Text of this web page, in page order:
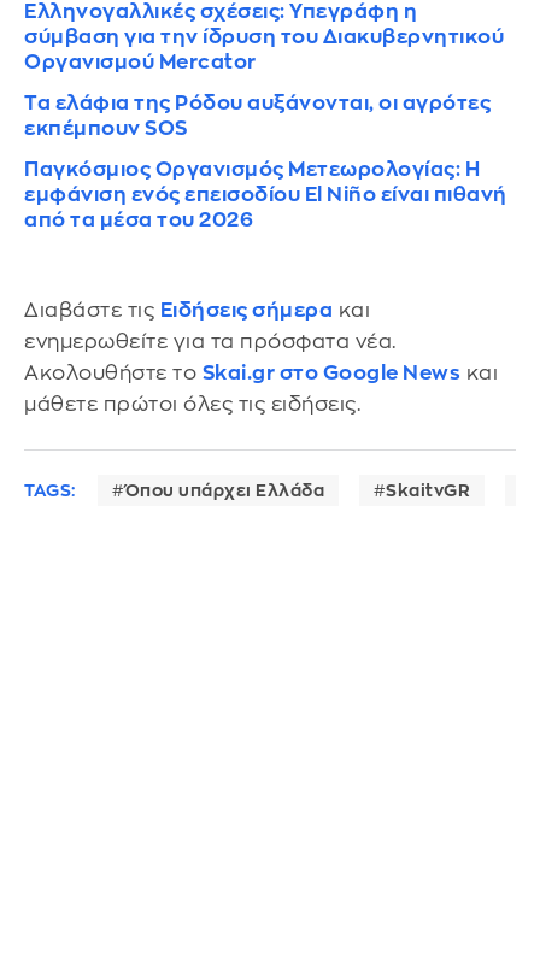
Ελληνογαλλικές σχέσεις: Υπεγράφη η
σύμβαση για την ίδρυση του Διακυβερνητικού
Οργανισμού Mercator
Τα ελάφια της Ρόδου αυξάνονται, οι αγρότες
εκπέμπουν SOS
Παγκόσμιος Οργανισμός Μετεωρολογίας: Η
εμφάνιση ενός επεισοδίου El Niño είναι πιθανή
από τα μέσα του 2026
Διαβάστε τις Ειδήσεις σήμερα και
ενημερωθείτε για τα πρόσφατα νέα.
Ακολουθήστε το Skai.gr στο Google News και
μάθετε πρώτοι όλες τις ειδήσεις.
TAGS: Όπου υπάρχει Ελλάδα SkaitvGR